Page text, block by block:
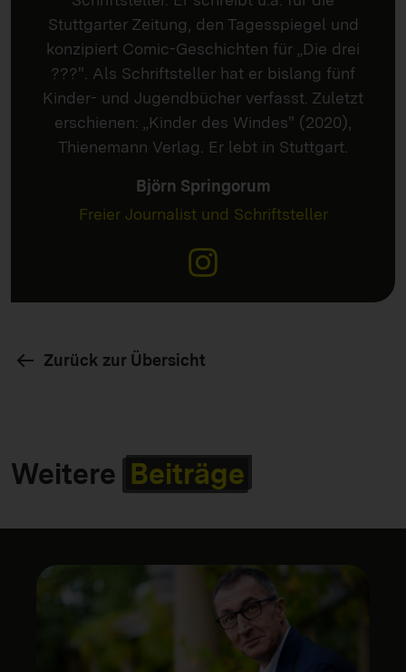
Stuttgarter Zeitung, den Tagesspiegel und
konzipiert Comic-Geschichten für „Die drei
???". Als Schriftsteller hat er bislang fünf
Kinder- und Jugendbücher verfasst. Zuletzt
erschienen: „Kinder des Windes" (2020),
Thienemann Verlag. Er lebt in Stuttgart.
Björn Springorum
Freier Journalist und Schriftsteller
Zurück zur Übersicht
Weitere Beiträge